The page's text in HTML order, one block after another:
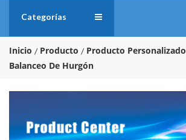
Categorías
Inicio Producto Producto Personalizado
Balanceo De Hurgón